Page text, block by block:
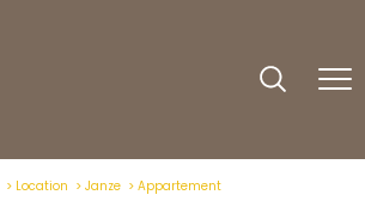
Location Janze Appartement